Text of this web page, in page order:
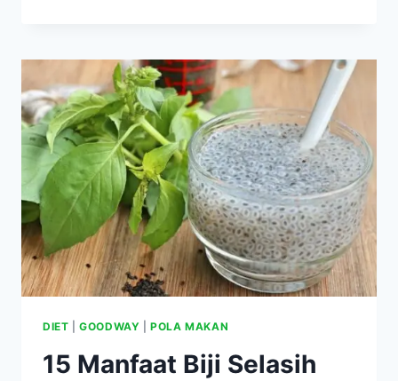
SEBAGAI
ALTERNATIF
NASI,
COCOK
UNTUK
DIET,
TENSI
TINGGI,
DEMAM,
DIABETES
DAN
KANKER
DIET |GOODWAY |POLA MAKAN
15 Manfaat Biji Selasih